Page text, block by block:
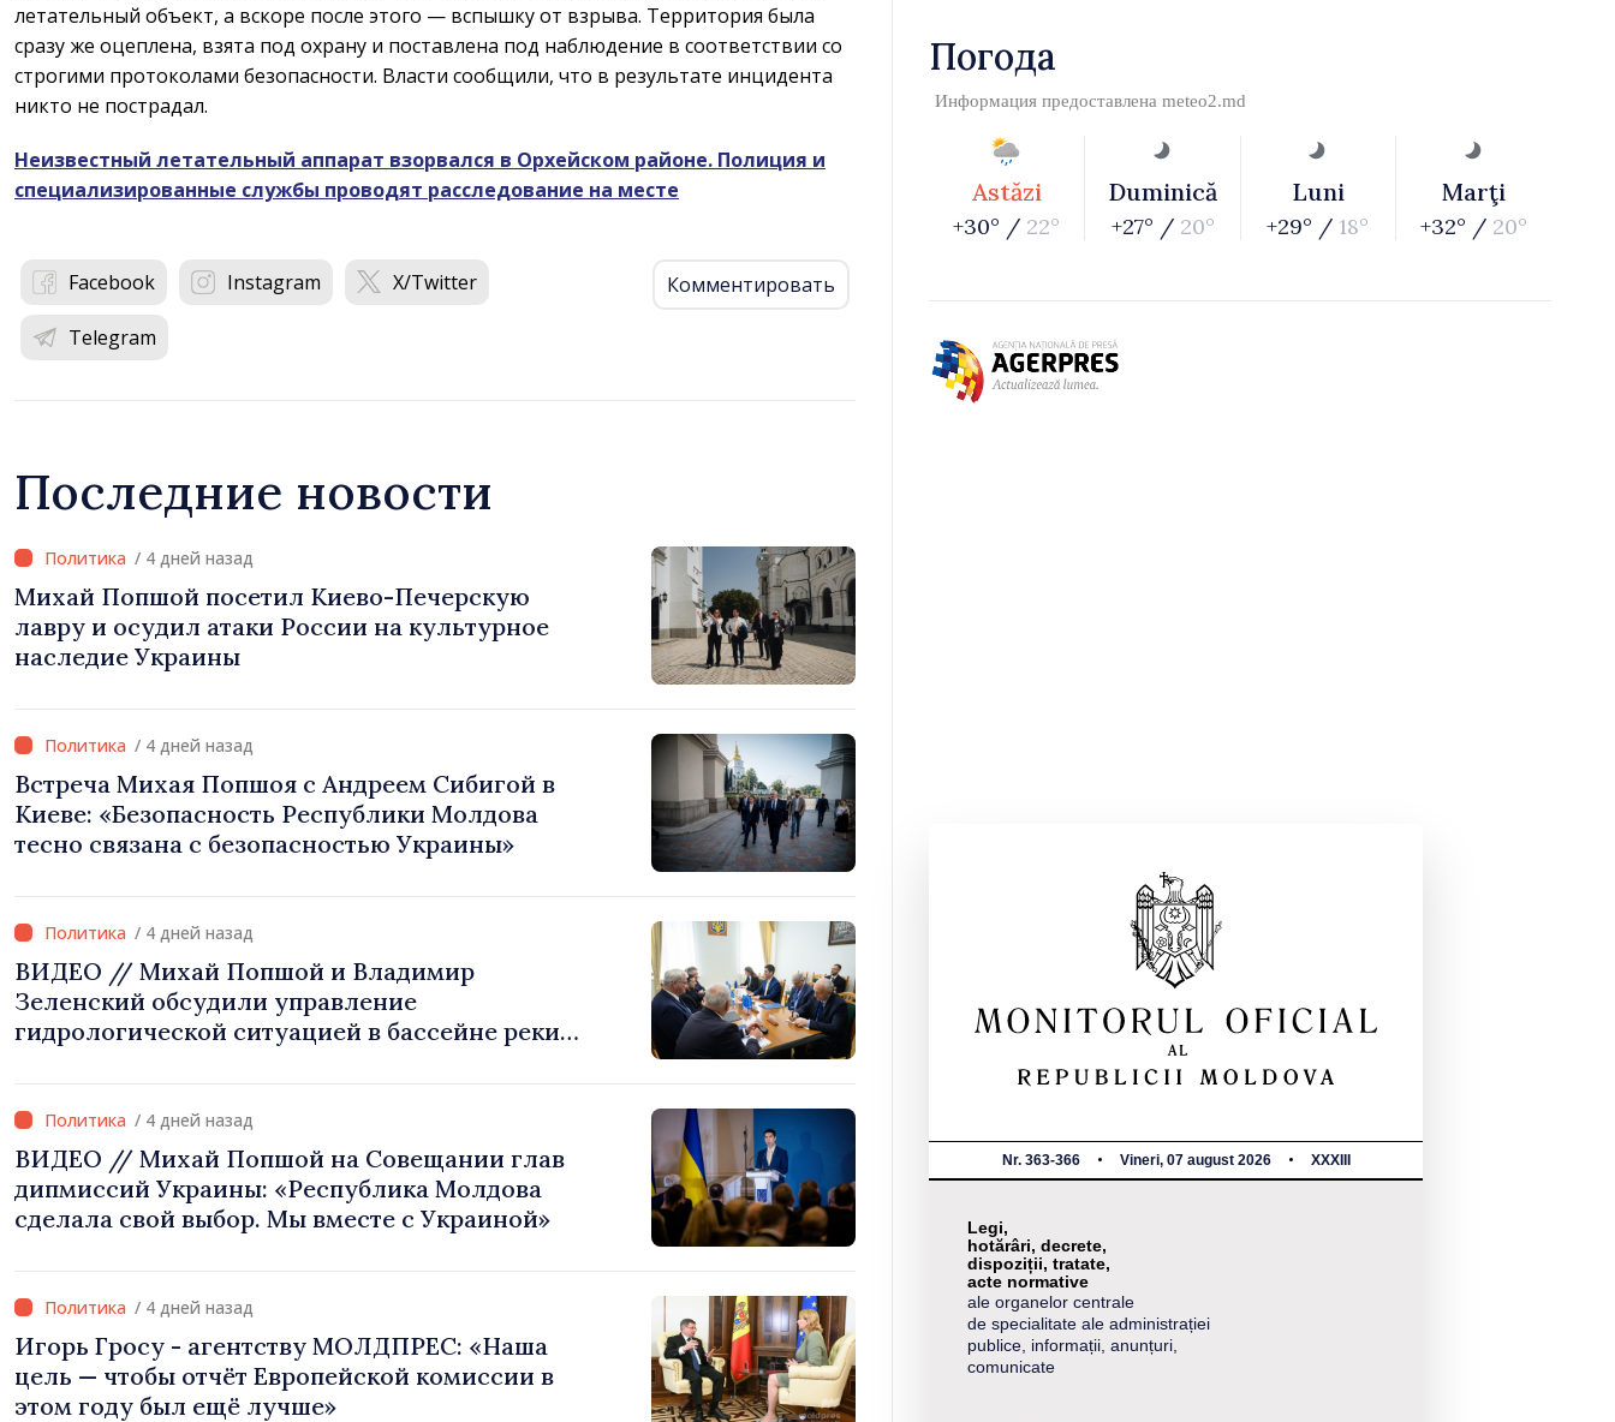
летательный объект, а вскоре после этого — вспышку от взрыва. Территория была
сразу же оцеплена, взята под охрану и поставлена под наблюдение в соответствии со
строгими протоколами безопасности. Власти сообщили, что в результате инцидента
никто не пострадал.
Неизвестный летательный аппарат взорвался в Орхейском районе. Полиция и
специализированные службы проводят расследование на месте
Facebook Instagram X/Twitter
Telegram
Комментировать
Последние новости
/ 4 дней назад
Михай Попшой посетил Киево-Печерскую
лавру и осудил атаки России на культурное
наследие Украины
/ 4 дней назад
Встреча Михая Попшоя с Андреем Сибигой в
Киеве: «Безопасность Республики Молдова
тесно связана с безопасностью Украины»
/ 4 дней назад
ВИДЕО // Михай Попшой и Владимир
Зеленский обсудили управление
гидрологической ситуацией в бассейне реки
/ 4 дней назад
ВИДЕО // Михай Попшой на Совещании глав
дипмиссий Украины: «Республика Молдова
сделала свой выбор. Мы вместе с Украиной»
/ 4 дней назад
Игорь Гросу - агентству МОЛДПРЕС: «Наша
цель — чтобы отчёт Европейской комиссии в
этом году был ещё лучше»
Погода
Информация предоставлена meteo2.md
Astăzi
+30° / 22°
Duminică
+27° / 20°
Luni
+29° / 18°
Marţi
+32° / 20°
Nr. 363-366 Vineri, 07 august 2026 XXXIII
Legi,
hotărâri, decrete,
dispoziții, tratate,
acte normative
ale organelor centrale
de specialitate ale administrației
publice, informații, anunțuri,
comunicate